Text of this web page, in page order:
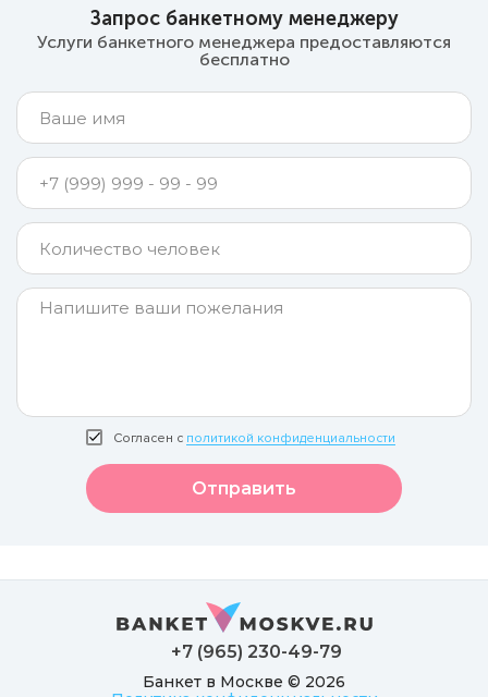
Запрос банкетному менеджеру
Услуги банкетного менеджера предоставляются
бесплатно
Согласен с политикой конфиденциальности
Отправить
Банкет в Москве © 2026
+7 (965) 230-49-79